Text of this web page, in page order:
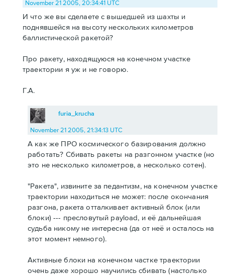
November 21 2005, 20:34:41 UTC
И что же вы сделаете с вышедшей из шахты и
поднявшейся на высоту нескольких километров
баллистической ракетой?
Про ракету, находящуюся на конечном участке
траектории я уж и не говорю.
Г.А.
furia_krucha
November 21 2005, 21:34:13 UTC
А как же ПРО космического базирования должно
работать? Сбивать ракеты на разгонном участке (но
это не несколько километров, а несколько сотен).
"Ракета", извините за педантизм, на конечном участке
траектории находиться не может: после окончания
разгона, ракета отталкивает активный блок (или
блоки) --- пресловутый payload, и её дальнейшая
судьба никому не интересна (да от неё и осталось на
этот момент немного).
Активные блоки на конечном частке траектории
очень даже хорошо научились сбивать (настолько